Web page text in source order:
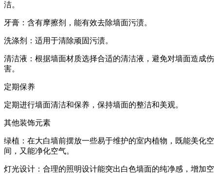
洁。
牙膏：含有摩擦剂，能有效去除墙面污渍。
洗涤剂：适用于清除顽固污渍。
清洁液：根据墙面材质选择合适的清洁液，避免对墙面造成伤
害。
定期保养
定期进行墙面清洁和保养，保持墙面的整洁和美观。
其他装饰元素
绿植：在大白墙前摆放一些易于维护的室内植物，既能美化空
间，又能净化空气。
灯光设计：合理的照明设计能突出白色墙面的纯净感，增加空